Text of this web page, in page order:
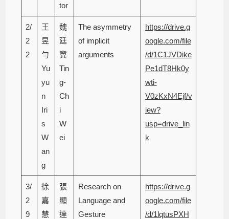
tor
2/
2
2
王
昱
勻
Yu
yu
n
Iri
s
W
an
g
魏
廷
冀
Tin
g-
Ch
i
W
ei
The asymmetry
of implicit
arguments
https://drive.g
oogle.com/file
/d/1C1JVDike
Pe1dT8Hk0y
wti-
V0zKxN4Ejf/v
iew?
usp=drive_lin
k
3/
2
9
徐
嘉
慧
張
顯
達
Research on
Language and
Gesture
https://drive.g
oogle.com/file
/d/1lqtusPXH